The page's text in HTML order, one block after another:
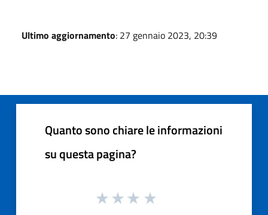
Ultimo aggiornamento: 27 gennaio 2023, 20:39
Quanto sono chiare le informazioni
su questa pagina?